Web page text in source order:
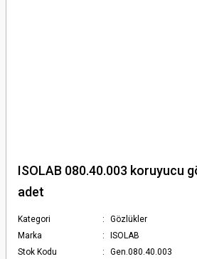
ISOLAB 080.40.003 koruyucu
adet
Kategori
Gözlükler
Marka
ISOLAB
Stok Kodu
Gen.080.40.003